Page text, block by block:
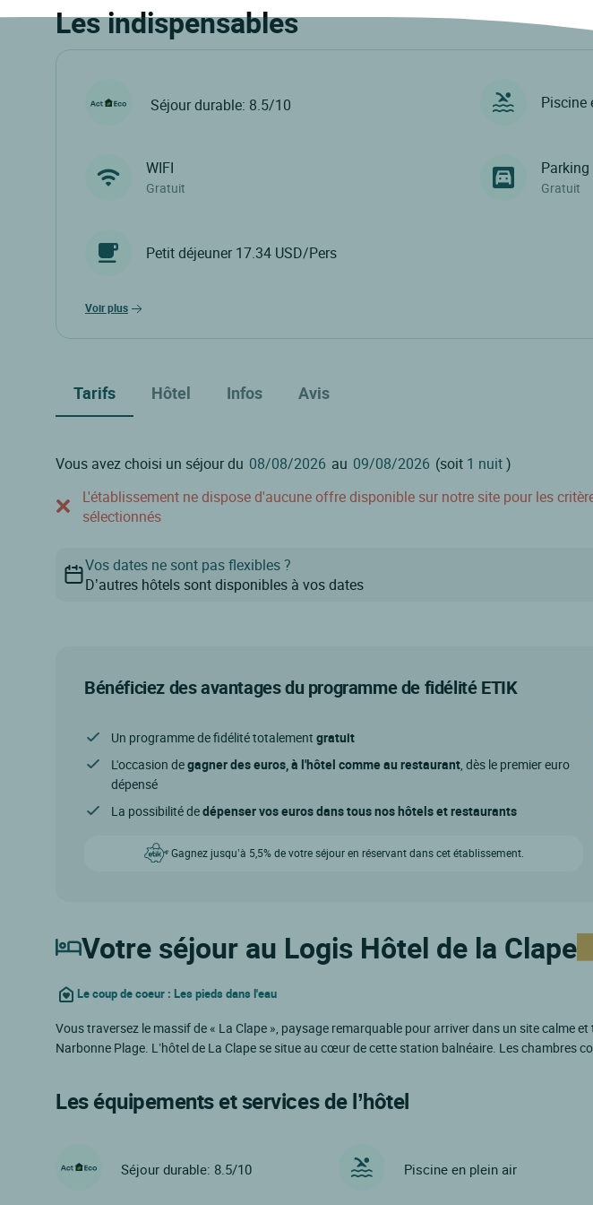
Les indispensables
Séjour durable: 8.5/10 Piscine
WIFI
Gratuit Gratuit
Petit déjeuner 17.34 USD/Pers
voir plus
Tarifs Hôtel Infos Avis
Vous avez choisi un séjour du au (soit 1 nuit)
L'établissement ne dispose d'aucune offre disponible sur notre site pour les
sélectionnés
Vos dates ne sont pas flexibles ?
D’autres hôtels sont disponibles à vos dates
Bénéficiez des avantages du programme de fidélité ETIK
Un programme de fidélité totalement gratuit
L'occasion degagner des euros, à l'hôtel comme au restaurant, dès le premier euro
dépensé
La possibilité dedépenser vos euros dans tous nos hôtels et restaurants
Gagnez jusqu’à 5,5% de votre séjour en réservant dans cet établissement.
Votre séjour au Logis Hôtel de la Clape
Le coup de coeur : Les pieds dans l'eau
Vous traversez le massif de « La Clape », paysage remarquable pour arriver dans un site calme
Narbonne Plage. L’hôtel de La Clape se situe au cœur de cette station balnéaire. Les chambres
Les équipements et services de l’hôtel
Séjour durable: 8.5/10 Piscine en plein air